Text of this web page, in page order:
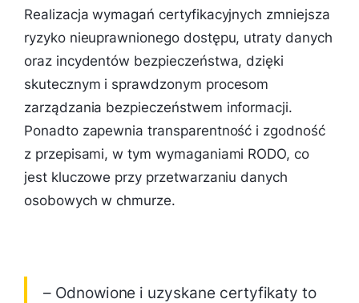
Realizacja wymagań certyfikacyjnych zmniejsza
ryzyko nieuprawnionego dostępu, utraty danych
oraz incydentów bezpieczeństwa, dzięki
skutecznym i sprawdzonym procesom
zarządzania bezpieczeństwem informacji.
Ponadto zapewnia transparentność i zgodność
z przepisami, w tym wymaganiami RODO, co
jest kluczowe przy przetwarzaniu danych
osobowych w chmurze.
– Odnowione i uzyskane certyfikaty to